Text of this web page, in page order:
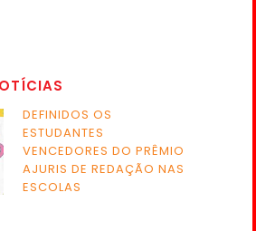
DEFINIDOS OS
ESTUDANTES
VENCEDORES DO PRÊMIO
AJURIS DE REDAÇÃO NAS
ESCOLAS